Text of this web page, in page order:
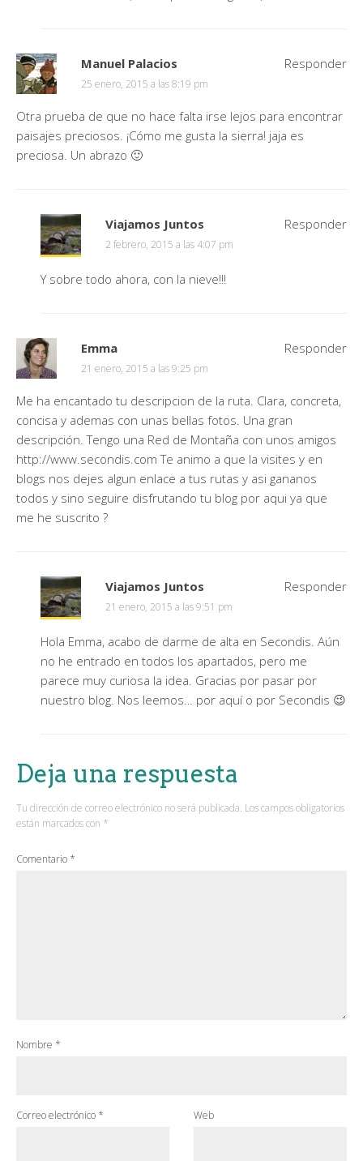
Manuel Palacios
25 enero, 2015 a las 8:19 pm
Otra prueba de que no hace falta irse lejos para encontrar
paisajes preciosos. ¡Cómo me gusta la sierra! jaja es
preciosa. Un abrazo 🙂
Responder
Viajamos Juntos
2 febrero, 2015 a las 4:07 pm
Y sobre todo ahora, con la nieve!!!
Responder
Emma
21 enero, 2015 a las 9:25 pm
Me ha encantado tu descripcion de la ruta. Clara, concreta,
concisa y ademas con unas bellas fotos. Una gran
descripción. Tengo una Red de Montaña con unos amigos
http://www.secondis.com Te animo a que la visites y en
blogs nos dejes algun enlace a tus rutas y asi gananos
todos y sino seguire disfrutando tu blog por aqui ya que
me he suscrito ?
Responder
Viajamos Juntos
21 enero, 2015 a las 9:51 pm
Hola Emma, acabo de darme de alta en Secondis. Aún
no he entrado en todos los apartados, pero me
parece muy curiosa la idea. Gracias por pasar por
nuestro blog. Nos leemos… por aquí o por Secondis 😉
Responder
Deja una respuesta
Tu dirección de correo electrónico no será publicada. Los campos obligatorios
están marcados con *
Comentario *
Nombre *
Correo electrónico * Web